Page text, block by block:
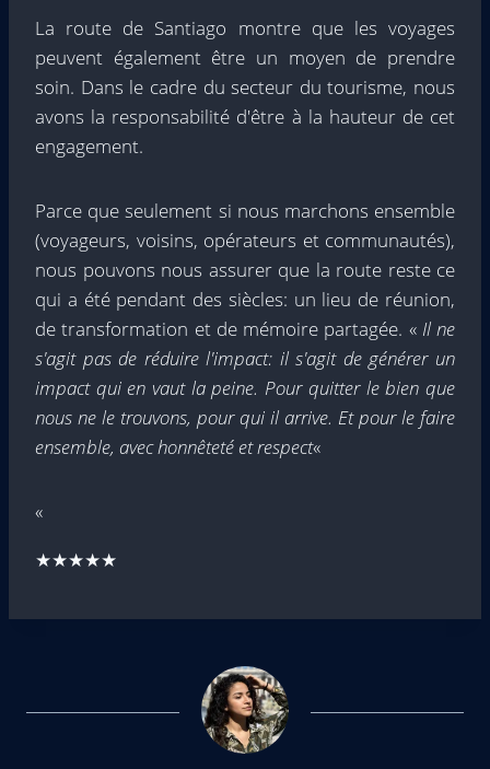
La route de Santiago montre que les voyages
peuvent également être un moyen de prendre
soin. Dans le cadre du secteur du tourisme, nous
avons la responsabilité d'être à la hauteur de cet
engagement.
Parce que seulement si nous marchons ensemble
(voyageurs, voisins, opérateurs et communautés),
nous pouvons nous assurer que la route reste ce
qui a été pendant des siècles: un lieu de réunion,
de transformation et de mémoire partagée. « Il ne
s'agit pas de réduire l'impact: il s'agit de générer un
impact qui en vaut la peine. Pour quitter le bien que
nous ne le trouvons, pour qui il arrive. Et pour le faire
ensemble, avec honnêteté et respect«
«
★★★★★